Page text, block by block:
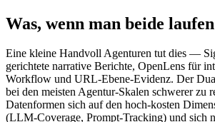
Was, wenn man beide
Eine kleine Handvoll Agenturen tut dies —
gerichtete narrative Berichte, OpenLens für
Workflow und URL-Ebene-Evidenz. Der
bei den meisten Agentur-Skalen schwerer zu
Datenformen sich auf den hoch-kosten
(LLM-Coverage, Prompt-Tracking) und sich